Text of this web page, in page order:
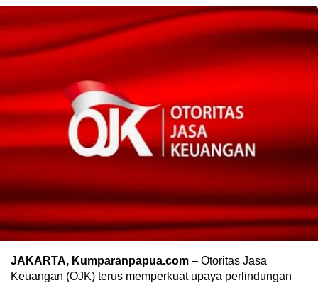
JAKARTA, Kumparanpapua.com – Otoritas Jasa
Keuangan (OJK) terus memperkuat upaya perlindungan